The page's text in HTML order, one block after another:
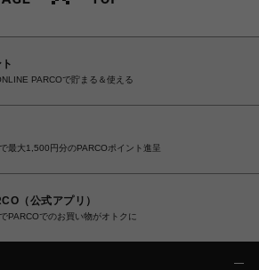
PARCOで貯まる＆使える
最大1,500円分のPARCOポイント進呈
（公式アプリ）
PARCOでのお買い物がオトクに